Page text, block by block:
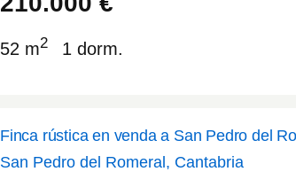
52 m2 1 dorm.
Finca rústica en venda a San Pedro del
San Pedro del Romeral, Cantabria